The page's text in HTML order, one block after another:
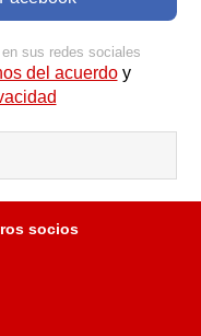
sus redes sociales
del acuerdoy
socios